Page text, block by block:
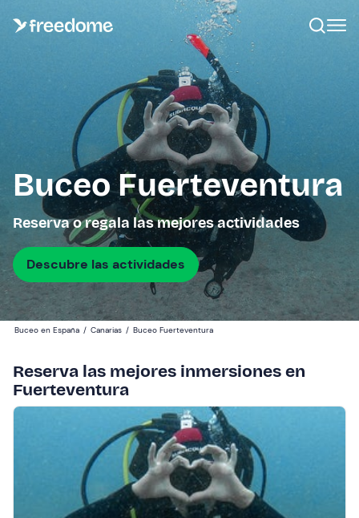
Buceo Fuerteventura
Reserva o regala las mejores actividades
Descubre las actividades
Buceo en España / Canarias / Buceo Fuerteventura
Reserva las mejores inmersiones en
Fuerteventura